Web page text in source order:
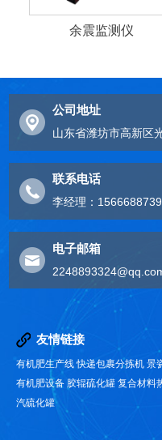
余震监测仪
公司地址
山东省潍坊市高新区
联系电话
李经理：
电子邮箱
友情链接
有机肥生产线 快递包裹分拣机 景
有机肥设备 胶辊硫化罐 复合材料
汽硫化罐